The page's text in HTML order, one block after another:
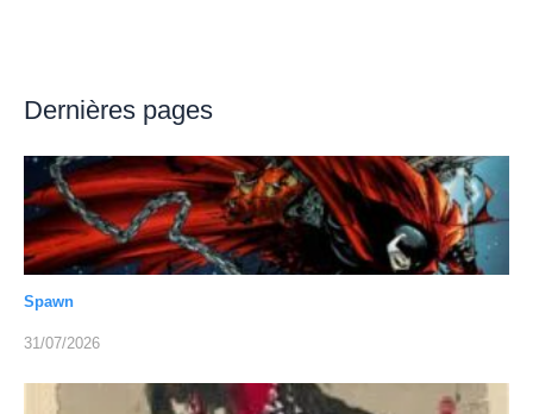
Dernières pages
Spawn
31/07/2026